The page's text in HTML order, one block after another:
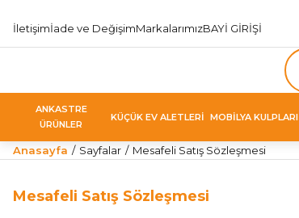
İletişimİade ve DeğişimMarkalarımızBAYİ GİRİŞİ
ANKASTRE
ÜRÜNLER
KÜÇÜK EV ALETLERİ MOBİLYA KULPLARI
Anasayfa Sayfalar Mesafeli Satış Sözleşmesi
Mesafeli Satış Sözleşmesi